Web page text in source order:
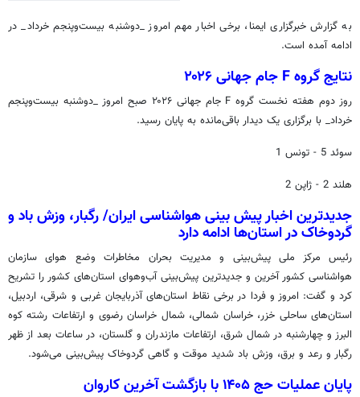
به گزارش خبرگزاری ایمنا، برخی اخبار مهم امروز _دوشنبه بیست‌وپنجم خرداد_ در
ادامه آمده است.
نتایج گروه F جام جهانی ۲۰۲۶
روز دوم هفته نخست گروه F جام جهانی ۲۰۲۶ صبح امروز _دوشنبه بیست‌وپنجم
خرداد_ با برگزاری یک دیدار باقی‌مانده به پایان رسید.
سوئد 5 - تونس 1
هلند 2 - ژاپن 2
جدیدترین اخبار پیش بینی هواشناسی ایران/ رگبار، وزش باد و
گردوخاک در استان‌ها ادامه دارد
رئیس مرکز ملی پیش‌بینی و مدیریت بحران مخاطرات وضع هوای سازمان
هواشناسی کشور آخرین و جدیدترین پیش‌بینی آب‌وهوای استان‌های کشور را تشریح
کرد و گفت: امروز و فردا در برخی نقاط استان‌های آذربایجان غربی و شرقی، اردبیل،
استان‌های ساحلی خزر، خراسان شمالی، شمال خراسان رضوی و ارتفاعات رشته کوه
البرز و چهارشنبه در شمال شرق، ارتفاعات مازندران و گلستان، در ساعات بعد از ظهر
رگبار و رعد و برق، وزش باد شدید موقت و گاهی گردوخاک پیش‌بینی می‌شود.
پایان عملیات حج ۱۴۰۵ با بازگشت آخرین کاروان